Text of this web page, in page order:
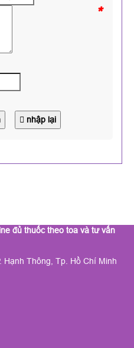
*
nhập lại
đủ thuốc theo toa và tư vấn
Hạnh Thông, Tp. Hồ Chí Minh